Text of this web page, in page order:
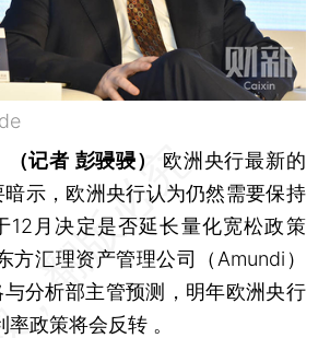
（记者 彭骎骎）
欧洲央行最新的
暗示，欧洲央行认为仍然需要保持
12月决定是否延长量化宽松政策
方汇理资产管理公司（Amundi）
分析部主管预测，明年欧洲央行
政策将会反转 。